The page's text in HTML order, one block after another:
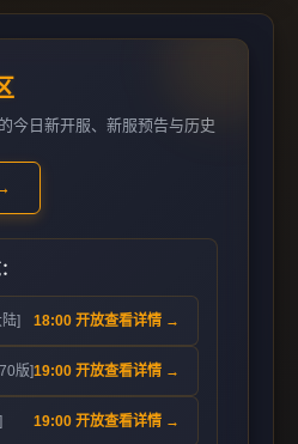
今日新开服、新服预告与历史
] 18:00 开放查看详情 →
版]19:00 开放查看详情 →
19:00 开放查看详情 →